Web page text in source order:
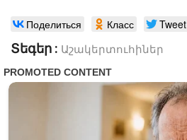
Поделиться Класс Tweet
Տեգեր : Աշակերտուհիներ